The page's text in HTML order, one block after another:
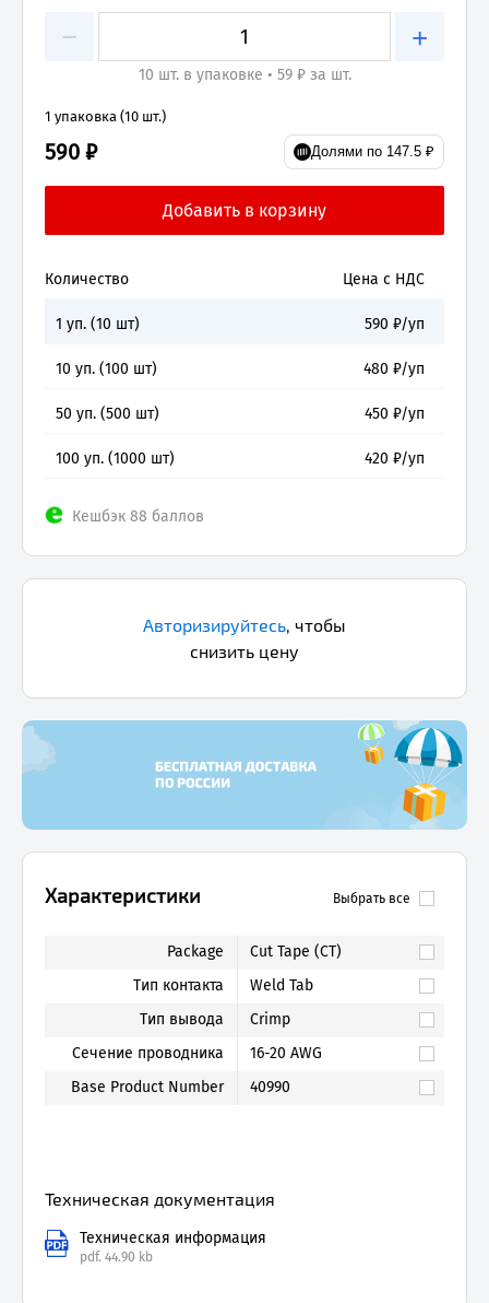
− +
10 шт. в упаковке • 59 ₽ за шт.
1 упаковка (10 шт.)
590 ₽ Долями по 147.5 ₽
Количество Цена с НДС
1 уп. (10 шт) 590 ₽/уп
10 уп. (100 шт) 480 ₽/уп
50 уп. (500 шт) 450 ₽/уп
100 уп. (1000 шт) 420 ₽/уп
Кешбэк 88 баллов
Авторизируйтесь, чтобы
снизить цену
Выбрать все
Характеристики
Package
Cut Tape (CT)
Тип контакта
Weld Tab
Тип вывода
Crimp
Сечение проводника
16-20 AWG
Base Product Number
40990
Техническая документация
Техническая информация
pdf. 44.90 kb